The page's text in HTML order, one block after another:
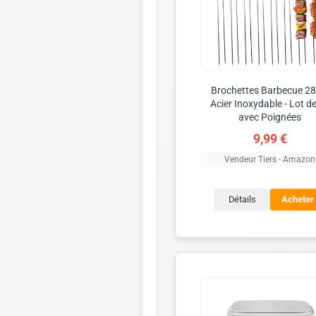
Brochettes Barbecue
Acier Inoxydable - Lot
avec Poignées
9,99 €
Vendeur Tiers - Amazon
Détails Acheter